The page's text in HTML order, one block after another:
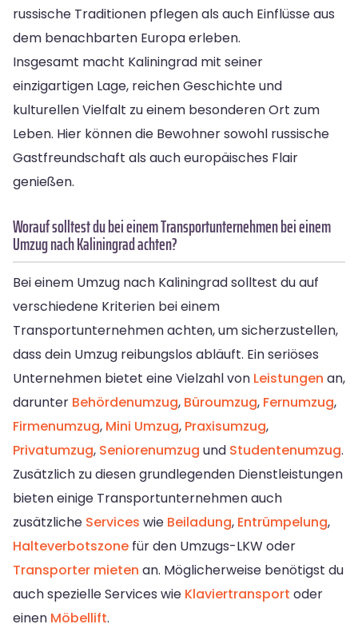
russische Traditionen pflegen als auch Einflüsse aus
dem benachbarten Europa erleben.
Insgesamt macht Kaliningrad mit seiner
einzigartigen Lage, reichen Geschichte und
kulturellen Vielfalt zu einem besonderen Ort zum
Leben. Hier können die Bewohner sowohl russische
Gastfreundschaft als auch europäisches Flair
genießen.
Worauf solltest du bei einem Transportunternehmen bei einem
Umzug nach Kaliningrad achten?
Bei einem Umzug nach Kaliningrad solltest du auf
verschiedene Kriterien bei einem
Transportunternehmen achten, um sicherzustellen,
dass dein Umzug reibungslos abläuft. Ein seriöses
Unternehmen bietet eine Vielzahl von Leistungen an,
darunter Behördenumzug, Büroumzug, Fernumzug,
Firmenumzug, Mini Umzug, Praxisumzug,
Privatumzug, Seniorenumzug und Studentenumzug.
Zusätzlich zu diesen grundlegenden Dienstleistungen
bieten einige Transportunternehmen auch
zusätzliche Services wie Beiladung, Entrümpelung,
Halteverbotszone für den Umzugs-LKW oder
Transporter mieten an. Möglicherweise benötigst du
auch spezielle Services wie Klaviertransport oder
einen Möbellift.